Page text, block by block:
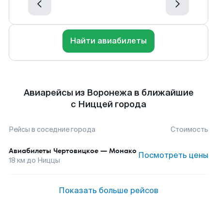
Найти авиабилеты
Авиарейсы из Воронежа в ближайшие
с Ниццей города
Рейсы в соседние города Стоимость
Авиабилеты Чертовицкое — Монако
18 км до Ниццы Посмотреть цены
Показать больше рейсов